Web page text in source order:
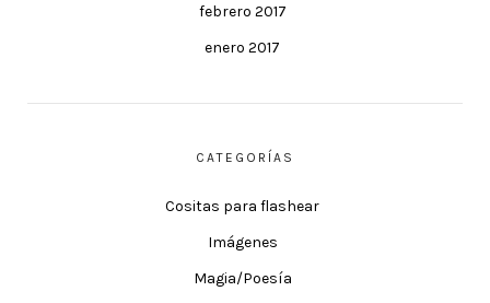
febrero 2017
enero 2017
CATEGORÍAS
Cositas para flashear
Imágenes
Magia/Poesía